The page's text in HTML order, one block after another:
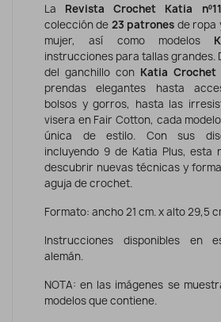
La Revista Crochet Katia
colección de 23 patrones de ropa
mujer, así como modelos
instrucciones para tallas grandes.
del ganchillo con Katia Crochet
prendas elegantes hasta
bolsos y gorros, hasta las
visera en Fair Cotton, cada
única de estilo. Con sus
incluyendo 9 de Katia Plus, esta
descubrir nuevas técnicas y
aguja de crochet.
Formato: ancho 21 cm. x alto 29,5
Instrucciones disponibles en
alemán.
NOTA: en las imágenes se
modelos que contiene.